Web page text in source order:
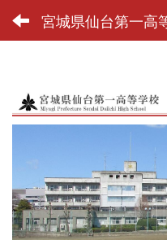
宮城県仙台第一高